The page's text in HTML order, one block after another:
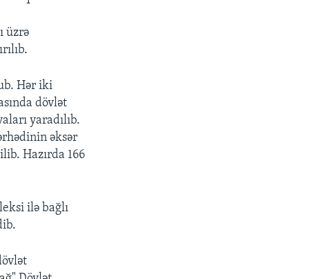
üzrə
Hər iki
dövlət
yaradılıb.
əksər
Hazırda 166
ilə bağlı